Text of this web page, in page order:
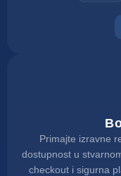
Primajte izravne
dostupnost u
checkout i sigurna